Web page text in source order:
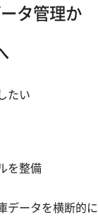
タ管理か
たい
を整備
データを横断的に